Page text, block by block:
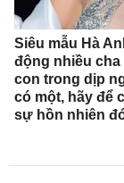
Siêu mẫu Hà
động nhiều
con trong dịp
có một, hãy để
sự hồn nhiên